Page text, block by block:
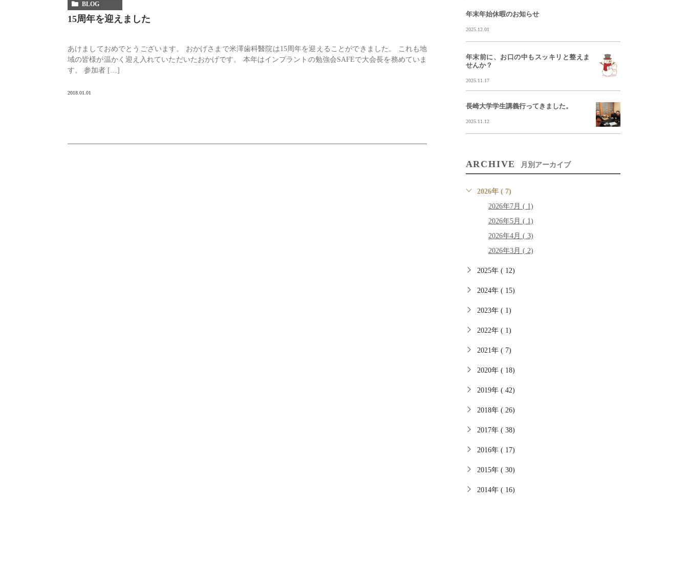
BLOG
15周年を迎えました
あけましておめでとうございます。 おかげさまで米澤歯科醫院は15周年を迎えることができました。 これも地
域の皆様が温かく迎え入れていただいたおかげです。 本年はインプラントの勉強会SAFEで大会長を務めていま
す。 参加者 […]
2018.01.01
年末年始休暇のお知らせ
2025.12.01
年末前に、お口の中もスッキリと整えま
せんか？
2025.11.17
長崎大学学生講義行ってきました。
2025.11.12
ARCHIVE 月別アーカイブ
2026年 ( 7)
2026年7月 ( 1)
2026年5月 ( 1)
2026年4月 ( 3)
2026年3月 ( 2)
2025年 ( 12)
2024年 ( 15)
2023年 ( 1)
2022年 ( 1)
2021年 ( 7)
2020年 ( 18)
2019年 ( 42)
2018年 ( 26)
2017年 ( 38)
2016年 ( 17)
2015年 ( 30)
2014年 ( 16)